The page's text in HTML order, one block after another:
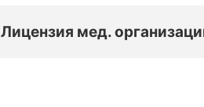
Лицензия мед.